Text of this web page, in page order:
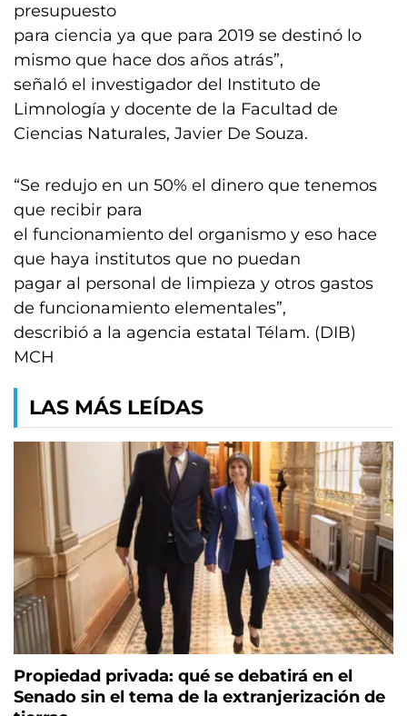
presupuesto
para ciencia ya que para 2019 se destinó lo
mismo que hace dos años atrás”,
señaló el investigador del Instituto de
Limnología y docente de la Facultad de
Ciencias Naturales, Javier De Souza.
“Se redujo en un 50% el dinero que tenemos
que recibir para
el funcionamiento del organismo y eso hace
que haya institutos que no puedan
pagar al personal de limpieza y otros gastos
de funcionamiento elementales”,
describió a la agencia estatal Télam. (DIB)
MCH
LAS MÁS LEÍDAS
Propiedad privada: qué se debatirá en el
Senado sin el tema de la extranjerización de